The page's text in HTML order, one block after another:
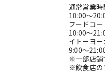
通常営業時
10:00～
フードコー
10:00～
イトーヨー
9:00～
※一部店舗
※飲食店の